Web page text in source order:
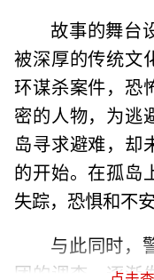
故事的舞台
被深厚的传统文
环谋杀案件，恐
密的人物，为逃
岛寻求避难，却
的开始。在孤岛
失踪，恐惧和不
与此同时，
团的调查，逐渐